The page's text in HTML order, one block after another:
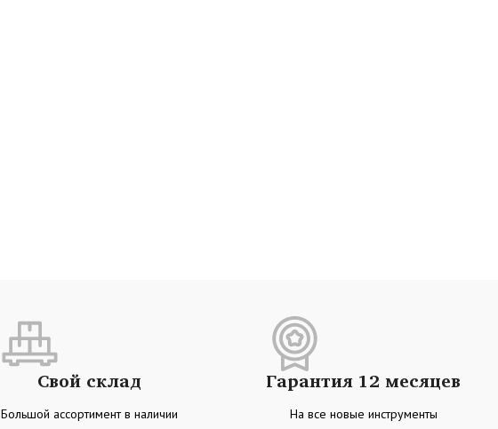
Свой склад
Большой ассортимент в наличии
Гарантия 12 месяцев
На все новые инструменты